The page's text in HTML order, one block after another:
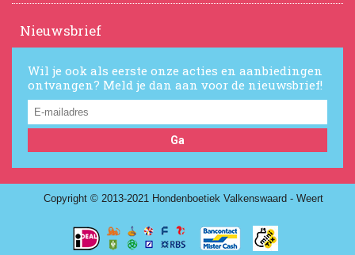
Nieuwsbrief
Wil je ook als eerste onze acties en aanbiedingen
ontvangen? Meld je dan aan voor de nieuwsbrief!
Ga
Copyright © 2013-2021 Hondenboetiek Valkenswaard - Weert